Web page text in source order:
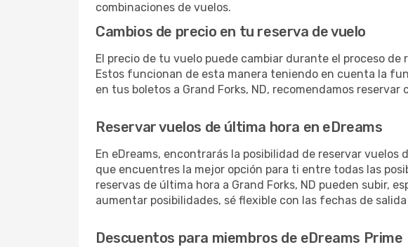
combinaciones de vuelos.
Cambios de precio en tu reserva de vuelo
El precio de tu vuelo puede cambiar durante el proceso
Estos funcionan de esta manera teniendo en cuenta la
en tus boletos a Grand Forks, ND, recomendamos
Reservar vuelos de última hora en eDreams
En eDreams, encontrarás la posibilidad de reservar
que encuentres la mejor opción para ti entre todas las
reservas de última hora a Grand Forks, ND pueden subir,
aumentar posibilidades, sé flexible con las fechas de
Descuentos para miembros de eDreams Prime